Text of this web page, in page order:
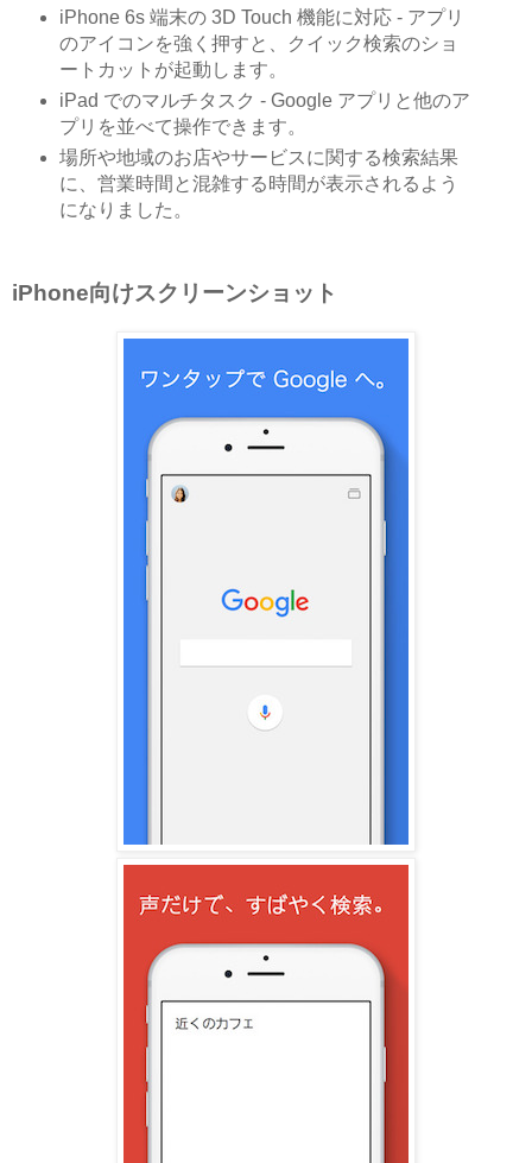
iPhone 6s 端末の 3D Touch 機能に対応 - アプリ
のアイコンを強く押すと、クイック検索のショ
ートカットが起動します。
iPad でのマルチタスク - Google アプリと他のア
プリを並べて操作できます。
場所や地域のお店やサービスに関する検索結果
に、営業時間と混雑する時間が表示されるよう
になりました。
iPhone向けスクリーンショット